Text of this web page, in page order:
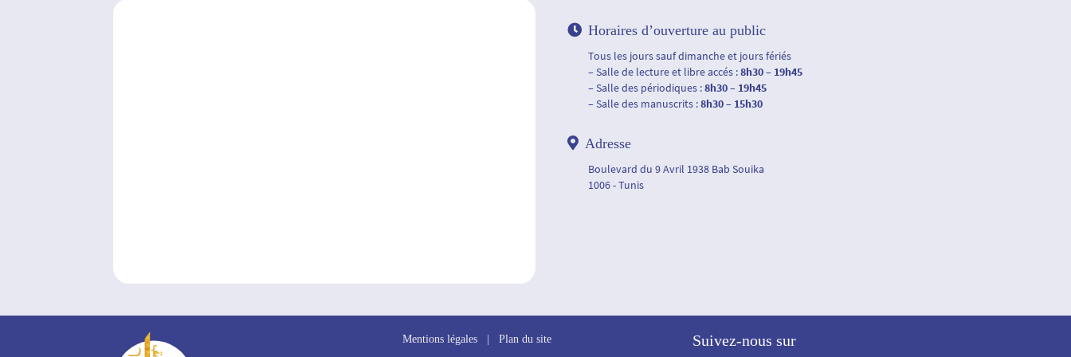
Horaires d’ouverture au public
Tous les jours sauf dimanche et jours fériés
– Salle de lecture et libre accés :8h30 – 19h45
– Salle des périodiques :8h30 – 19h45
– Salle des manuscrits :8h30 – 15h30
Adresse
Boulevard du 9 Avril 1938 Bab Souika
1006 - Tunis
Mentions légales Plan du site Suivez-nous sur